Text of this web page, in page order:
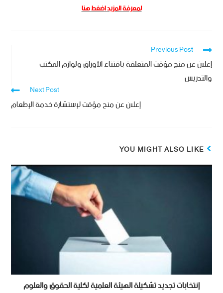
لمعرفة المزيد اضغط هنا
Previous Post
إعلان عن منح مؤقت المتعلقة باقتناء الأوراق ولوازم المكتب
والتدريس
Next Post
إعلان عن منح مؤقت لإستشارة خدمة الإطعام
YOU MIGHT ALSO LIKE
إنتخابات تجديد تشكيلة الهيئة العلمية لكلية الحقوق والعلوم